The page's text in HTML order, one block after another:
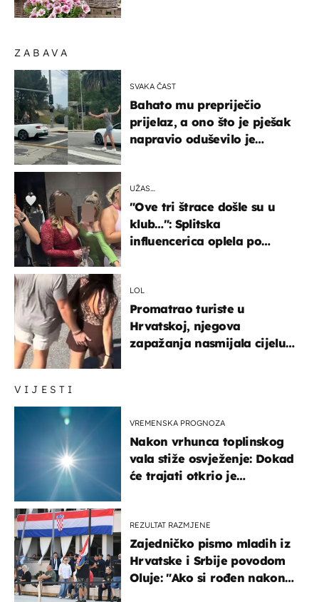
VIJESTI
VREMENSKA PROGNOZA
Nakon vrhunca toplinskog
vala stiže osvježenje: Dokad
će trajati otkrio je
REZULTAT RAZMJENE
Zajedničko pismo mladih iz
Hrvatske i Srbije povodom
Oluje: "Ako si rođen nakon
ZABAVA
SVAKA ČAST
Bahato mu prepriječio
prijelaz, a ono što je pješak
napravio oduševilo je
UŽAS…
"Ove tri štrace došle su u
klub…": Splitska
influencerica oplela po
LOL
Promatrao turiste u
Hrvatskoj, njegova
zapažanja nasmijala cijelu